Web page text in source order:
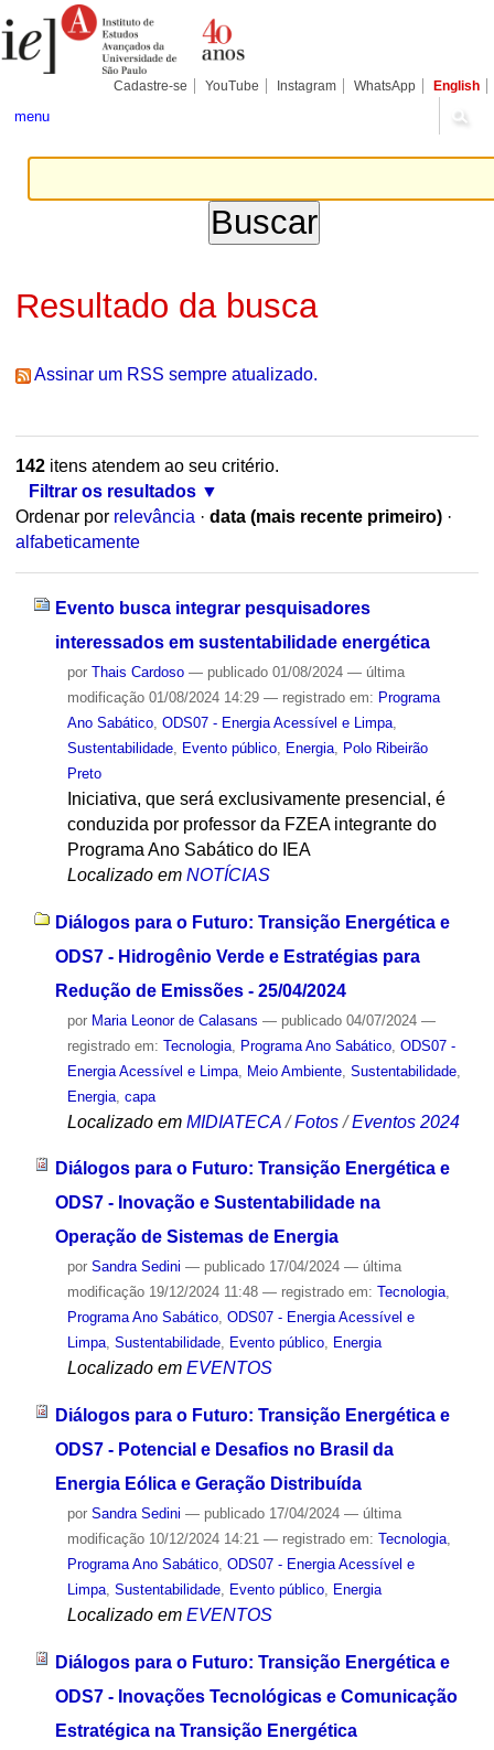
para
conteúdo.
Pessoais
Cadastre-se YouTube Instagram WhatsApp English
menu
Resultado da busca
Assinar um RSS sempre atualizado.
142itens atendem ao seu critério.
Filtrar os resultados
Ordenar por relevância · data (mais recente primeiro) ·
alfabeticamente
Evento busca integrar pesquisadores
interessados em sustentabilidade energética
por Thais Cardoso — publicado01/08/2024 — última
modificação01/08/2024 14:29 — registrado em: Programa
Ano Sabático, ODS07 - Energia Acessível e Limpa,
Sustentabilidade, Evento público, Energia,
Polo Ribeirão
Preto
Iniciativa, que será exclusivamente presencial, é
conduzida por professor da FZEA integrante do
Programa Ano Sabático do IEA
Localizado em NOTÍCIAS
Diálogos para o Futuro: Transição Energética e
ODS7 - Hidrogênio Verde e Estratégias para
Redução de Emissões - 25/04/2024
por Maria Leonor de Calasans — publicado04/07/2024 —
registrado em: Tecnologia, Programa Ano Sabático, ODS07 -
Energia Acessível e Limpa, Meio Ambiente, Sustentabilidade,
Energia, capa
Localizado em MIDIATECA /Fotos /Eventos 2024
Diálogos para o Futuro: Transição Energética e
ODS7 - Inovação e Sustentabilidade na
Operação de Sistemas de Energia
por Sandra Sedini — publicado17/04/2024 — última
modificação19/12/2024 11:48 — registrado em: Tecnologia,
Programa Ano Sabático, ODS07 - Energia Acessível e
Limpa, Sustentabilidade, Evento público, Energia
Localizado em EVENTOS
Diálogos para o Futuro: Transição Energética e
ODS7 - Potencial e Desafios no Brasil da
Energia Eólica e Geração Distribuída
por Sandra Sedini — publicado17/04/2024 — última
modificação10/12/2024 14:21 — registrado em: Tecnologia,
Programa Ano Sabático, ODS07 - Energia Acessível e
Limpa, Sustentabilidade, Evento público, Energia
Localizado em EVENTOS
Diálogos para o Futuro: Transição Energética e
ODS7 - Inovações Tecnológicas e Comunicação
Estratégica na Transição Energética